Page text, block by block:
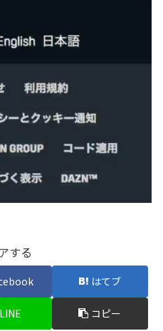
する
はてブ
LINE コピー